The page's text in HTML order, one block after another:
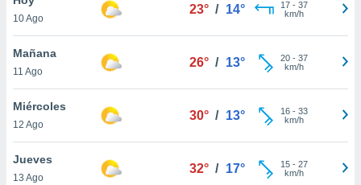
en
más
nuestra
de
10 Ago
23° / 14° 17- 37
km/h
Mañana
11 Ago
26° / 13° 20- 37
km/h
Miércoles
12 Ago
30° / 13° 16- 33
km/h
Jueves
13 Ago
32° / 17° 15- 27
km/h